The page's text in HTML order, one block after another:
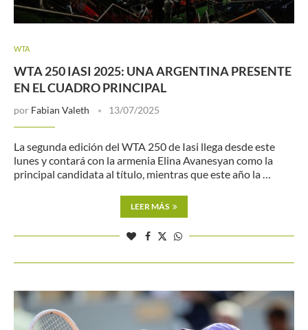
WTA
WTA 250 IASI 2025: UNA ARGENTINA PRESENTE
EN EL CUADRO PRINCIPAL
por Fabian Valeth 13/07/2025
La segunda edición del WTA 250 de Iasi llega desde este
lunes y contará con la armenia Elina Avanesyan como la
principal candidata al título, mientras que este año la …
LEER MÁS